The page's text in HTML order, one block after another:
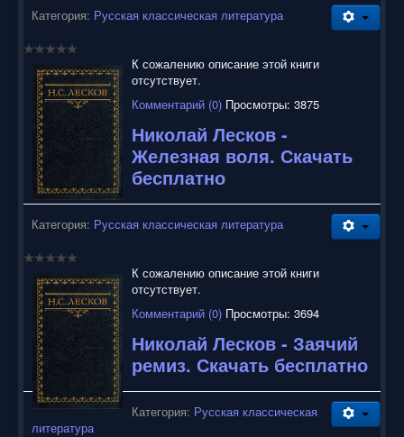
Категория: Русская классическая литература
К сожалению описание этой книги
отсутствует.
Комментарий (0) Просмотры: 3875
Николай Лесков -
Железная воля. Скачать
бесплатно
Категория: Русская классическая литература
К сожалению описание этой книги
отсутствует.
Комментарий (0) Просмотры: 3694
Николай Лесков - Заячий
ремиз. Скачать бесплатно
Категория: Русская классическая
литература